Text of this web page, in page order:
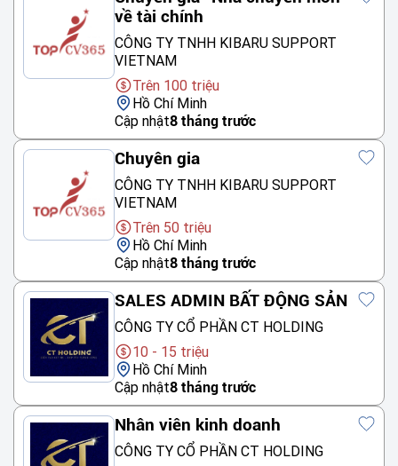
về tài chính
CÔNG TY TNHH KIBARU SUPPORT
VIETNAM
Trên 100 triệu
Hồ Chí Minh
Cập nhật8 tháng trước
Chuyên gia
CÔNG TY TNHH KIBARU SUPPORT
VIETNAM
Trên 50 triệu
Hồ Chí Minh
Cập nhật8 tháng trước
SALES ADMIN BẤT ĐỘNG SẢN
CÔNG TY CỔ PHẦN CT HOLDING
10 - 15 triệu
Hồ Chí Minh
Cập nhật8 tháng trước
Nhân viên kinh doanh
CÔNG TY CỔ PHẦN CT HOLDING